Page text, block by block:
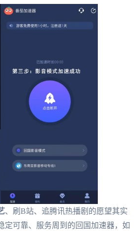
、刷B站、追腾讯热播剧的愿望其实
可靠、服务周到的回国加速器，如